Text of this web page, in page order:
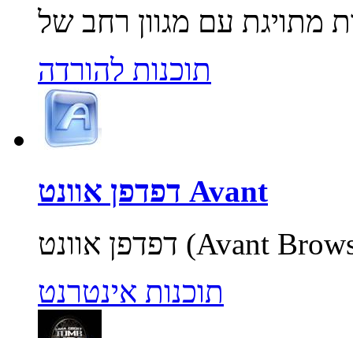
תוכנות להורדה
דפדפן אוונט Avant
תוכנות אינטרנט